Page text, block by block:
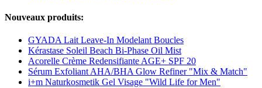
Nouveaux produits:
GYADA Lait Leave-In Modelant Boucles
Kérastase Soleil Beach Bi-Phase Oil Mist
Acorelle Crème Redensifiante AGE+ SPF 20
Sérum Exfoliant AHA/BHA Glow Refiner "Mix & Match"
i+m Naturkosmetik Gel Visage "Wild Life for Men"